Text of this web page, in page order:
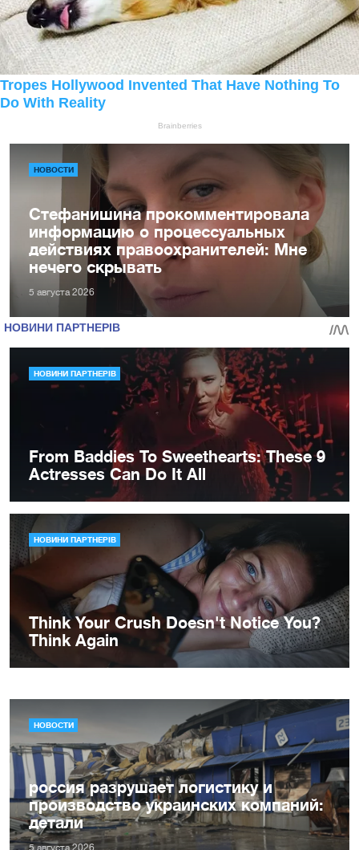
НОВОСТИ
Стефанишина прокомментировала
информацию о процессуальных
действиях правоохранителей: Мне
нечего скрывать
5 августа 2026
НОВОСТИ
россия разрушает логистику и
производство украинских компаний:
детали
5 августа 2026